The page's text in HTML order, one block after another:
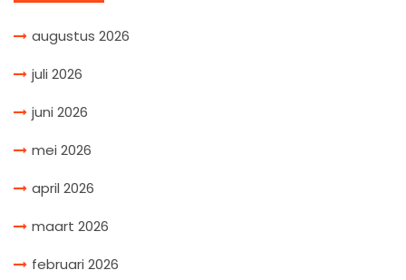
augustus 2026
juli 2026
juni 2026
mei 2026
april 2026
maart 2026
februari 2026